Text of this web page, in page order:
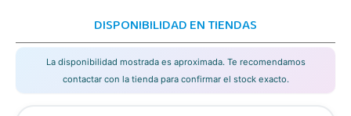
DISPONIBILIDAD EN TIENDAS
La disponibilidad mostrada es aproximada. Te recomendamos
contactar con la tienda para confirmar el stock exacto.